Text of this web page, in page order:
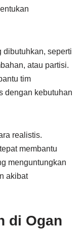
dibutuhkan, seperti
atau partisi.
tim
dengan kebutuhan
realistis.
membantu
menguntungkan
akibat
di Ogan